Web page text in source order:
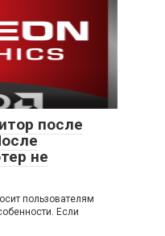
после
не
пользователям
Если